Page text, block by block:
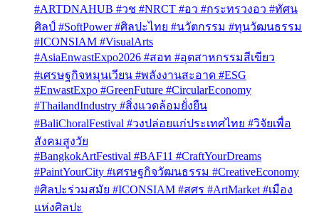
#ARTDNAHUB #วช #NRCT #อว #กระทรวงอว #ทัศน
ศิลป์ #SoftPower #ศิลปะไทย #นวัตกรรม #ทุนวัฒนธรรม
#ICONSIAM #VisualArts
#AsiaEnwastExpo2026 #สอท #อุตสาหกรรมสีเขียว
#เศรษฐกิจหมุนเวียน #พลังงานสะอาด #ESG
#EnwastExpo #GreenFuture #CircularEconomy
#ThailandIndustry #สิ่งแวดล้อมยั่งยืน
#BaliChoralFestival #วงปล่อยแก่ประเทศไทย #วิจัยเพื่อ
สังคมสูงวัย
#BangkokArtFestival #BAF11 #CraftYourDreams
#PaintYourCity #เศรษฐกิจวัฒนธรรม #CreativeEconomy
#ศิลปะร่วมสมัย #ICONSIAM #สศร #ArtMarket #เมือง
แห่งศิลปะ